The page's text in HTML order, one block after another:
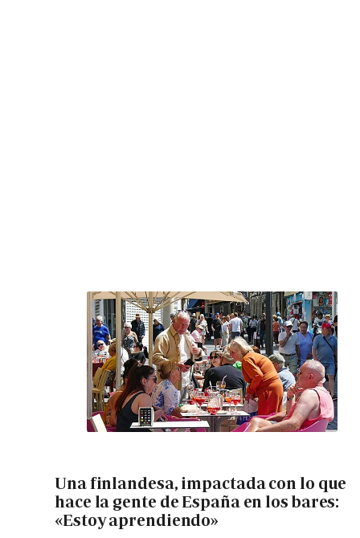
Una finlandesa, impactada con lo que
hace la gente de España en los bares:
«Estoy aprendiendo»